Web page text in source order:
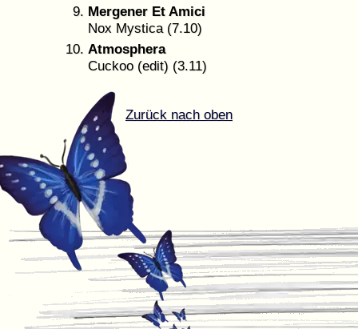
Mergener Et Amici
Nox Mystica (7.10)
Atmosphera
Cuckoo (edit) (3.11)
Zurück nach oben